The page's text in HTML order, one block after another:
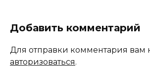
Добавить комментарий
Для отправки комментария вам
авторизоваться.